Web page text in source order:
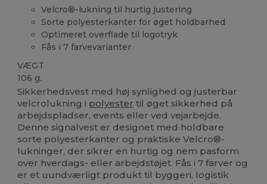
Velcro®-lukning til hurtig justering
Sorte polyesterkanter for øget holdbarhed
Optimeret overflade til logotryk
Fås i 7 farvevarianter
VÆGT
106 g.
Sikkerhedsvest med høj synlighed og justerbar
velcrolukning i polyester til øget sikkerhed på
arbejdspladser, events eller ved vejarbejde.
Denne signalvest er designet med holdbare
sorte polyesterkanter og praktiske Velcro®-
lukninger, der sikrer en hurtig og nem pasform
over hverdags- eller arbejdstøjet. Fås i 7 farver og
er et uundværligt produkt til byggeri, logistik